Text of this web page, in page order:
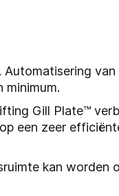
minimum.
Gill Plate™
een zeer
kan worden